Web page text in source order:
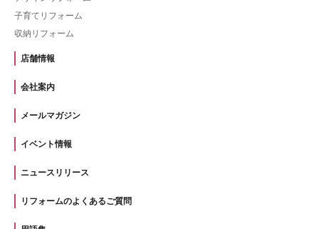
子育てリフォーム
収納リフォーム
店舗情報
会社案内
メールマガジン
イベント情報
ニュースリリース
リフォームのよくあるご質問